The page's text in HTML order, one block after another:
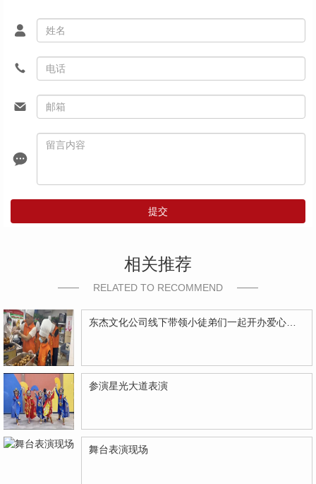
提交
相关推荐
RELATED TO RECOMMEND
参演星光大道表演
舞台表演现场